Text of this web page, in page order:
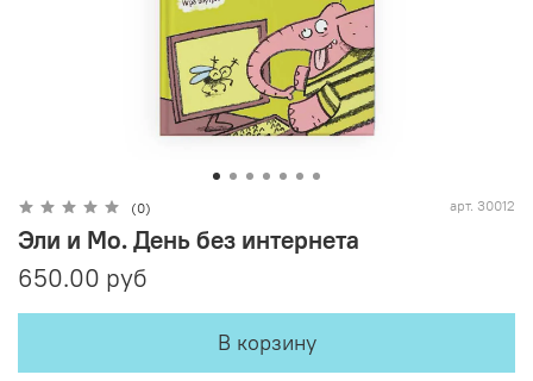
(0) арт. 30012
Эли и Мо. День без интернета
650.00 руб
В корзину